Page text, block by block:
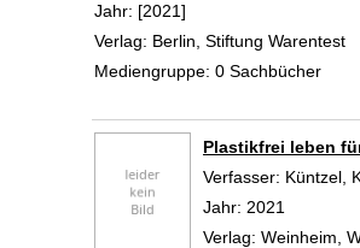
Jahr: [2021]
Verlag: Berlin, Stiftung Warentest
Mediengruppe: 0 Sachbücher
Plastikfrei leben
Verfasser: Küntzel,
Jahr: 2021
Verlag: Weinheim,